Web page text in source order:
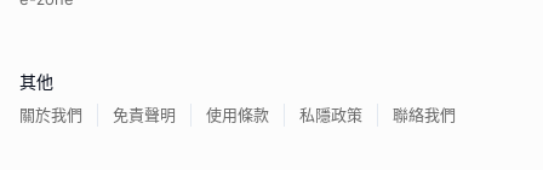
其他
關於我們 免責聲明 使用條款 私隱政策 聯絡我們